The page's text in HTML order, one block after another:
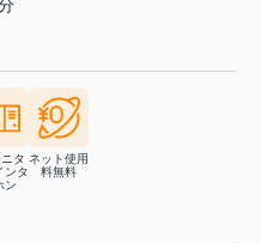
タ
ンタ
ン
ネット使用
料無料